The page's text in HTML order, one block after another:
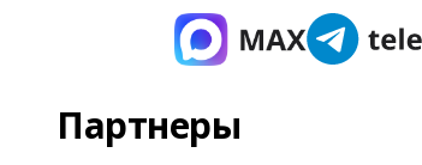
Партнеры